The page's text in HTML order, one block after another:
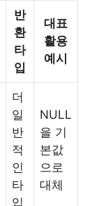
반
환
타
입
대표
활용
예시
더
일
반
적
인
타
입
NULL
을 기
본값
으로
대체